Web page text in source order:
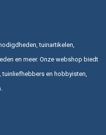
tuinartikelen,
en meer. Onze webshop biedt
tuinliefhebbers en hobbyisten,